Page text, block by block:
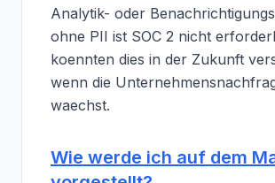
Analytik- oder
ohne PII ist SOC 2 nicht
koennten dies in der Zukunft
wenn die
waechst.
Wie werde ich auf dem